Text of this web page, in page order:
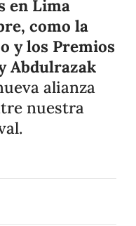
en Lima
como la
y los Premios
Abdulrazak
alianza
nuestra